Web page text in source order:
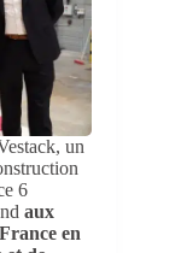
un
6
aux
en